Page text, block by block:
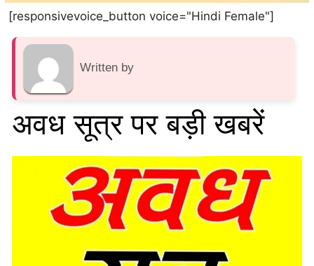
[responsivevoice_button voice="Hindi Female"]
Written by
अवध सूत्र पर बड़ी खबरें